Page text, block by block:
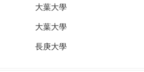
大葉大學
大葉大學
長庚大學